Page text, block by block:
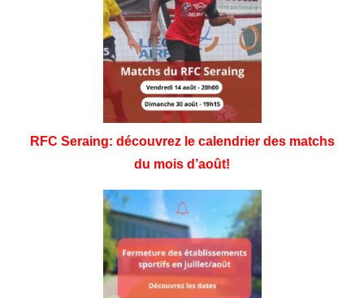
RFC Seraing: découvrez le calendrier des matchs
du mois d’août!